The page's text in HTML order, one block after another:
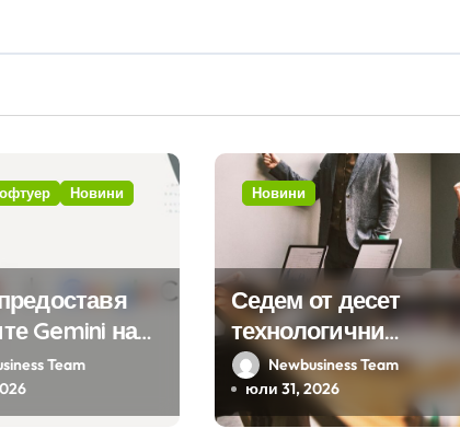
Новини
Gemini на
хиляди
на бизнес
Team
Новини
Седем от десет
технологични
компании у нас
предлагат хибридна
работа
Newbusiness Team
юли 31, 2026